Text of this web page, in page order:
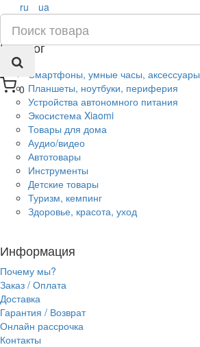
0
ru ua
Каталог
Смартфоны, умные часы, аксессуары
Планшеты, ноутбуки, периферия
Устройства автономного питания
Экосистема Xiaomi
Товары для дома
Аудио/видео
Автотовары
Инструменты
Детские товары
Туризм, кемпинг
Здоровье, красота, уход
Информация
Почему мы?
Заказ / Оплата
Доставка
Гарантия / Возврат
Онлайн рассрочка
Контакты